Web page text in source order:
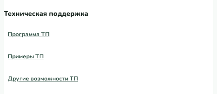
Техническая поддержка
Программа ТП
Примеры ТП
Другие возможности ТП